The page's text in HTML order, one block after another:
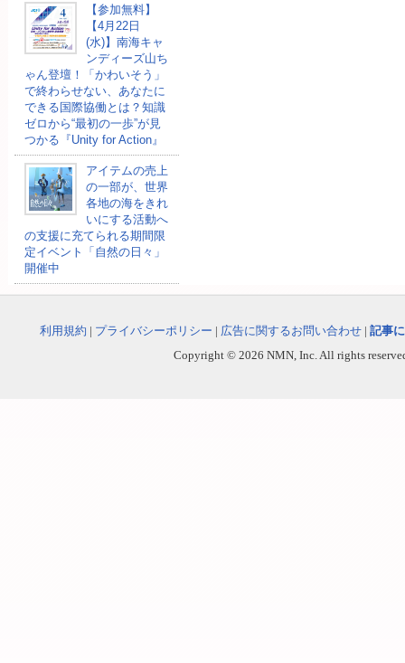
【参加無料】
【4月22日
(水)】南海キャ
ンディーズ山ち
ゃん登壇！「かわいそう」
で終わらせない、あなたに
できる国際協働とは？知識
ゼロから“最初の一歩”が見
つかる『Unity for Action』
アイテムの売上
の一部が、世界
各地の海をきれ
いにする活動へ
の支援に充てられる期間限
定イベント「自然の日々」
開催中
利用規約 | プライバシーポリシー | 広告に関するお問い合わせ | 記事
Copyright © 2026 NMN, Inc. All rights